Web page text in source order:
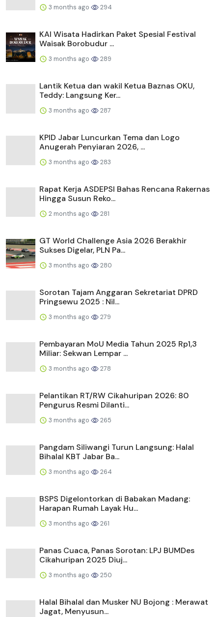
3 months ago 294
KAI Wisata Hadirkan Paket Spesial Festival
Waisak Borobudur ...
3 months ago 289
Lantik Ketua dan wakil Ketua Baznas OKU,
Teddy: Langsung Ker...
3 months ago 287
KPID Jabar Luncurkan Tema dan Logo
Anugerah Penyiaran 2026, ...
3 months ago 283
Rapat Kerja ASDEPSI Bahas Rencana Rakernas
Hingga Susun Reko...
2 months ago 281
GT World Challenge Asia 2026 Berakhir
Sukses Digelar, PLN Pa...
3 months ago 280
Sorotan Tajam Anggaran Sekretariat DPRD
Pringsewu 2025 : Nil...
3 months ago 279
Pembayaran MoU Media Tahun 2025 Rp1,3
Miliar: Sekwan Lempar ...
3 months ago 278
Pelantikan RT/RW Cikahuripan 2026: 80
Pengurus Resmi Dilanti...
3 months ago 265
Pangdam Siliwangi Turun Langsung: Halal
Bihalal KBT Jabar Ba...
3 months ago 264
BSPS Digelontorkan di Babakan Madang:
Harapan Rumah Layak Hu...
3 months ago 261
Panas Cuaca, Panas Sorotan: LPJ BUMDes
Cikahuripan 2025 Diuj...
3 months ago 250
Halal Bihalal dan Musker NU Bojong : Merawat
Jagat, Menyusun...